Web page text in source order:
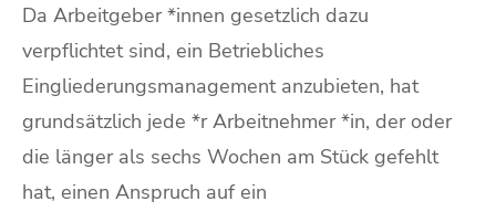
Da Arbeitgeber *innen gesetzlich dazu
verpflichtet sind, ein Betriebliches
Eingliederungsmanagement anzubieten, hat
grundsätzlich jede *r Arbeitnehmer *in, der oder
die länger als sechs Wochen am Stück gefehlt
hat, einen Anspruch auf ein